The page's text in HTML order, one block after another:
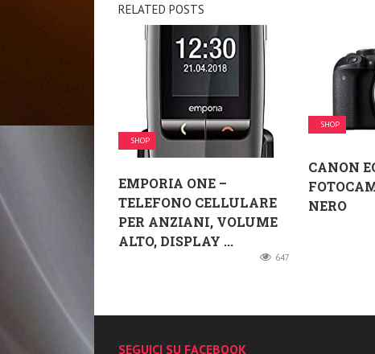
RELATED POSTS
SHOP
EMPORIA ONE –
TELEFONO CELLULARE
PER ANZIANI, VOLUME
ALTO, DISPLAY ...
647
SHOP
CANON
NERO
SEGUICI SU FACEBOOK